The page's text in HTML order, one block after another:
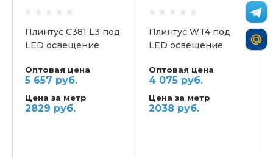
Плинтус С381 L3 под
LED освещение
Оптовая цена
5 657 руб.
Цена за метр
2829 руб.
Плинтус WT4 под
LED освещение
Оптовая цена
4 075 руб.
Цена за метр
2038 руб.